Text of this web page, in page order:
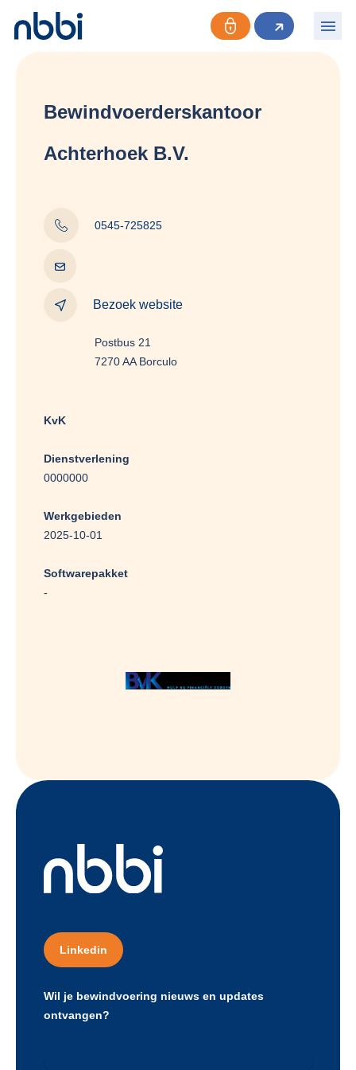
Bewindvoerderskantoor
Achterhoek B.V.
0545-725825
Bezoek website
Postbus 21
7270 AA Borculo
KvK
Dienstverlening
0000000
Werkgebieden
2025-10-01
Softwarepakket
-
Linkedin
Wil je bewindvoering nieuws en updates
ontvangen?